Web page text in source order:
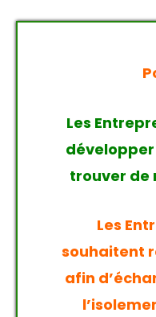
Les
trouver de
Les
souhaitent
afin